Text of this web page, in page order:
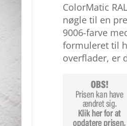
ud af 5
baseret på
kundebedøm
melser
ColorMatic
nøgle til en
9006-farve
formuleret til
overflader, er